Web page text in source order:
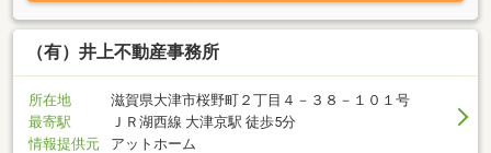
（有）井上不動産事務所
所在地
滋賀県大津市桜野町２丁目４－３８－１０１号
最寄駅
ＪＲ湖西線 大津京駅 徒歩5分
情報提供元
アットホーム